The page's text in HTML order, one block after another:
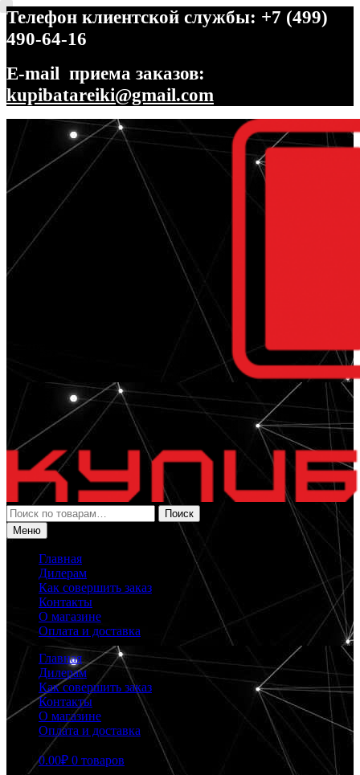
Телефон клиентской службы: +7 (499)
490-64-16
E-mail приема заказов:
kupibatareiki@gmail.com
Перейти
навигации
Перейти
содержимому
Искать:
Поиск
Меню
Главная
Дилерам
Как совершить заказ
Контакты
О магазине
Оплата и доставка
Главная
Дилерам
Как совершить заказ
Контакты
О магазине
Оплата и доставка
0.00₽ 0 товаров